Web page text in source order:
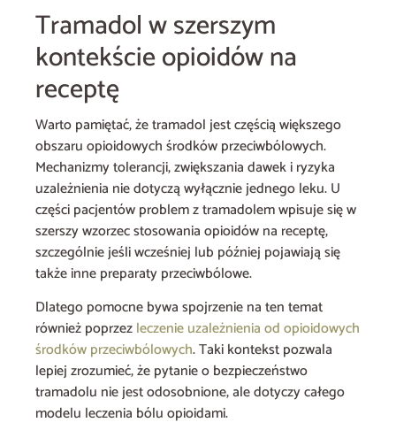
Tramadol w szerszym
kontekście opioidów na
receptę
Warto pamiętać, że tramadol jest częścią większego
obszaru opioidowych środków przeciwbólowych.
Mechanizmy tolerancji, zwiększania dawek i ryzyka
uzależnienia nie dotyczą wyłącznie jednego leku. U
części pacjentów problem z tramadolem wpisuje się w
szerszy wzorzec stosowania opioidów na receptę,
szczególnie jeśli wcześniej lub później pojawiają się
także inne preparaty przeciwbólowe.
Dlatego pomocne bywa spojrzenie na ten temat
również poprzezleczenie uzależnienia od opioidowych
środków przeciwbólowych. Taki kontekst pozwala
lepiej zrozumieć, że pytanie o bezpieczeństwo
tramadolu nie jest odosobnione, ale dotyczy całego
modelu leczenia bólu opioidami.